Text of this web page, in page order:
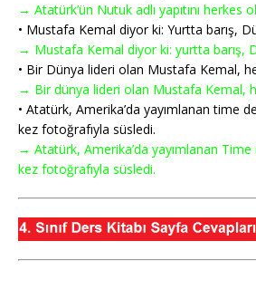
→ Atatürk’ün Nutuk adlı yapıtını herkes
• Mustafa Kemal diyor ki: Yurtta barış,
→ Mustafa Kemal diyor ki: yurtta barış,
• Bir Dünya lideri olan Mustafa Kemal,
→ Bir dünya lideri olan Mustafa Kemal,
• Atatürk, Amerika’da yayımlanan time
kez fotoğrafıyla süsledi.
→ Atatürk, Amerika’da yayımlanan Time
kez fotoğrafıyla süsledi.